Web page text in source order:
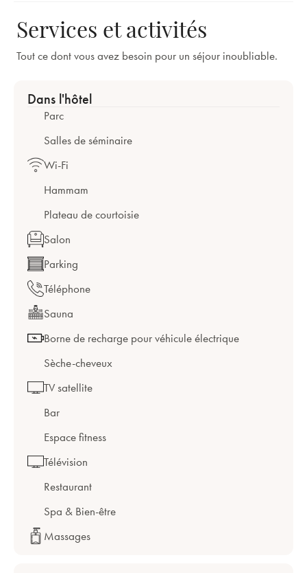
Services et activités
Tout ce dont vous avez besoin pour un séjour inoubliable.
Dans l'hôtel
Parc
Salles de séminaire
Wi-Fi
Hammam
Plateau de courtoisie
Salon
Parking
Téléphone
Sauna
Borne de recharge pour véhicule électrique
Sèche-cheveux
TV satellite
Bar
Espace fitness
Télévision
Restaurant
Spa & Bien-être
Massages